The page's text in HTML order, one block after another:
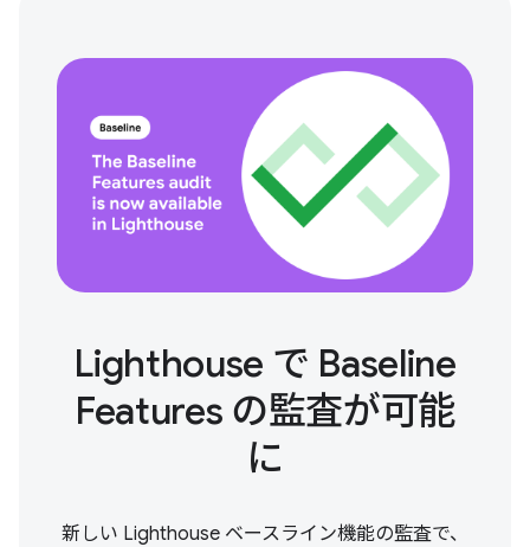
Lighthouse で Baseline
Features の監査が可能
に
新しい Lighthouse ベースライン機能の監査で、